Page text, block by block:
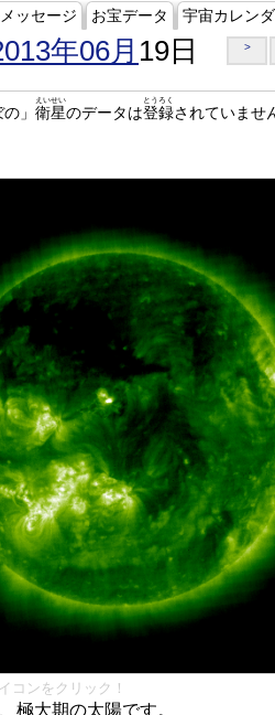
ッセージ お宝データ 宇宙カレン
年06月 19日 >
」 衛星
えいせい
のデータは登録
とうろく
されていませ
コンをクリック！
極大期の太陽です。